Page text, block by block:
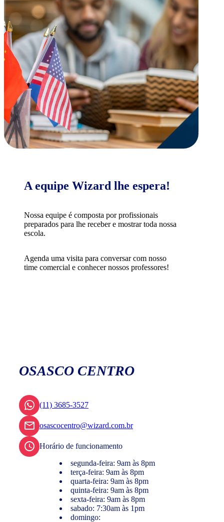
A equipe Wizard lhe espera!
Nossa equipe é composta por profissionais
preparados para lhe receber e mostrar toda nossa
escola.
Agenda uma visita para conversar com nosso
time comercial e conhecer nossos professores!
OSASCO CENTRO
(11) 3685-3527
osascocentro@wizard.com.br
Horário de funcionamento
segunda-feira: 9am às 8pm
terça-feira: 9am às 8pm
quarta-feira: 9am às 8pm
quinta-feira: 9am às 8pm
sexta-feira: 9am às 8pm
sabado: 7:30am às 1pm
domingo: